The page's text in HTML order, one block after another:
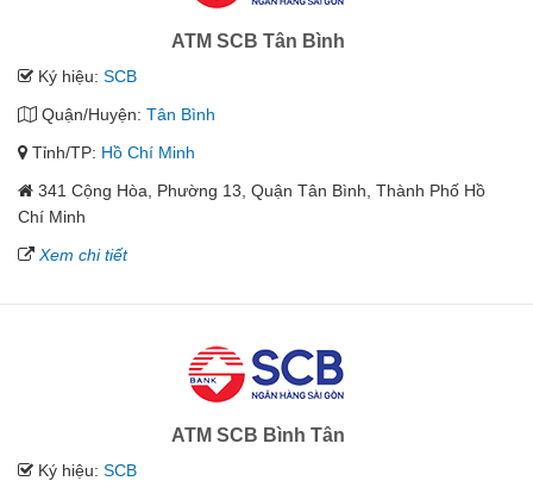
ATM SCB Tân Bình
Ký hiệu: SCB
Quận/Huyện: Tân Bình
Tỉnh/TP: Hồ Chí Minh
341 Cộng Hòa, Phường 13, Quận Tân Bình, Thành Phố Hồ
Chí Minh
Xem chi tiết
ATM SCB Bình Tân
Ký hiệu: SCB